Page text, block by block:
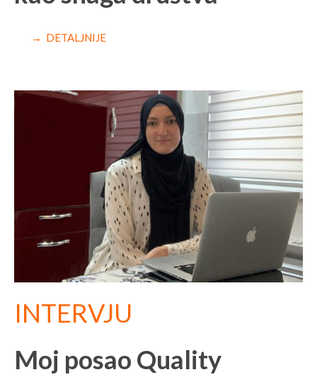
→ DETALJNIJE
INTERVJU
Moj posao Quality